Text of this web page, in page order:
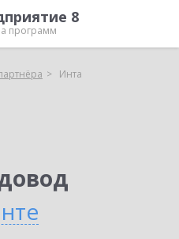
8
программ
Инта